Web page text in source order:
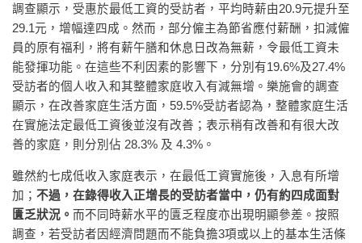
調查顯示，受惠於最低工資的受訪者，平均時薪由20.9元提升至
29.1元，增幅達四成。然而，部分僱主為節省應付薪酬，扣減僱
員的原有福利，將有薪午膳和休息日改為無薪，令最低工資未
能發揮功能。在這些不利因素的影響下，分別有19.6%及27.4%
受訪者的個人收入和其整體家庭收入有減無增。樂施會的調查
顯示，在改善家庭生活方面，59.5%受訪者認為，整體家庭生活
在實施法定最低工資後並沒有改善；表示稍有改善和有很大改
善的家庭，則分別佔 28.3% 及 4.3%。
雖然約七成低收入家庭表示，在最低工資實施後，入息有所增
加； 不過，在錄得收入正增長的受訪者當中，仍有約四成面對
匱乏狀況。 而不同時薪水平的匱乏程度亦出現明顯參差。按照
調查，若受訪者因經濟問題而不能負擔3項或以上的基本生活條